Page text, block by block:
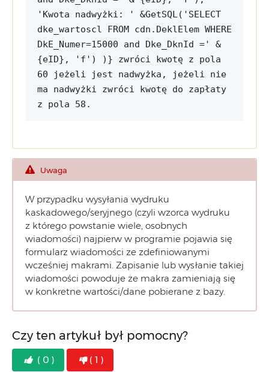
'Kwota nadwyżki: ' &GetSQL('SELECT
dke_wartoscl FROM cdn.DeklElem WHERE
DkE_Numer=15000 and Dke_DknId =' &
{eID}, 'f') )} zwróci kwotę z pola
60 jeżeli jest nadwyżka, jeżeli nie
ma nadwyżki zwróci kwotę do zapłaty
z pola 58.
Uwaga
W przypadku wysyłania wydruku
kaskadowego/seryjnego (czyli wzorca wydruku
z którego powstanie wiele, osobnych
wiadomości) najpierw w programie pojawia się
formularz wiadomości ze zdefiniowanymi
wcześniej makrami. Zapisanie lub wysłanie takiej
wiadomości powoduje że makra zamieniają się
w konkretne wartości/dane pobierane z bazy.
Czy ten artykuł był pomocny?
( 0 ) ( 1 )